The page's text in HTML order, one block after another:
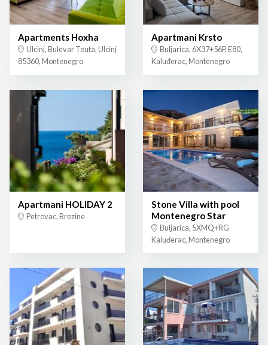
Apartments Hoxha
Ulcinj, Bulevar Teuta, Ulcinj
85360, Montenegro
Apartmani Krsto
Buljarica, 6X37+56P, E80,
Kaluđerac, Montenegro
Apartmani HOLIDAY 2
Petrovac, Brezine
Stone Villa with pool
Montenegro Star
Buljarica, 5XMQ+RG
Kaluđerac, Montenegro